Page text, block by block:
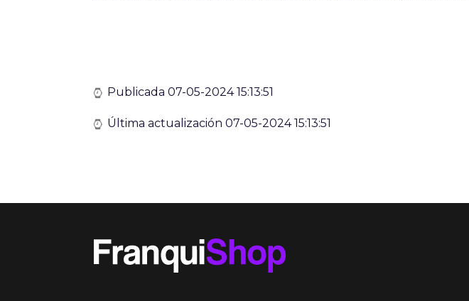
Publicada 07-05-2024 15:13:51
Última actualización 07-05-2024 15:13:51